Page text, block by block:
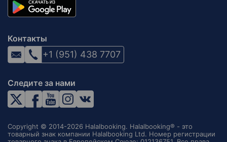
Контакты
+1 (951) 438 7707
Следите за нами
Copyright © 2014-2026 Halalbooking. Halalbooking® - это
товарный знак компании Halalbooking Ltd. Номер регистрации